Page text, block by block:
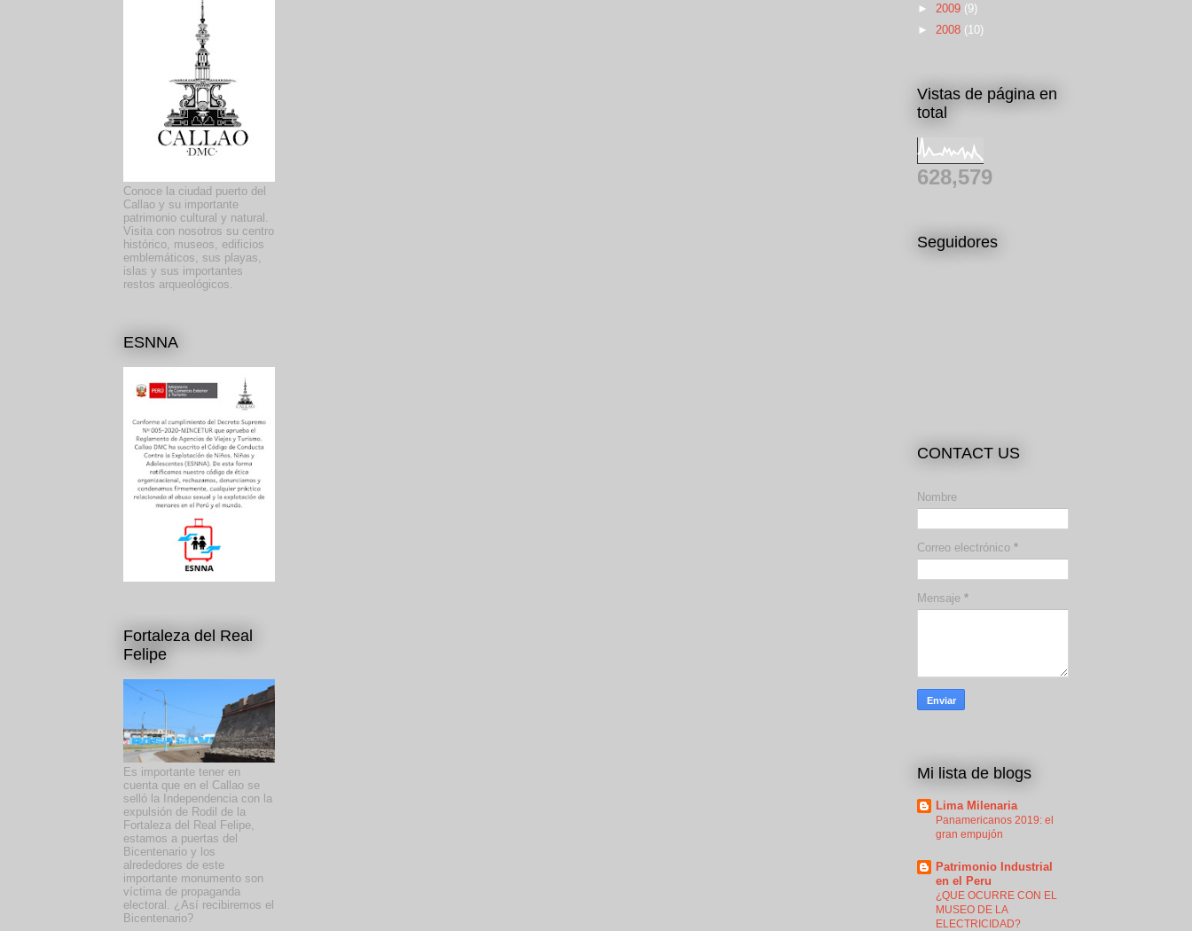
Conoce la ciudad puerto del
Callao y su importante
patrimonio cultural y natural.
Visita con nosotros su centro
histórico, museos, edificios
emblemáticos, sus playas,
islas y sus importantes
restos arqueológicos.
ESNNA
Fortaleza del Real
Felipe
Es importante tener en
cuenta que en el Callao se
selló la Independencia con la
expulsión de Rodil de la
Fortaleza del Real Felipe,
estamos a puertas del
Bicentenario y los
alrededores de este
importante monumento son
víctima de propaganda
electoral. ¿Así recibiremos el
Bicentenario?
► 2009 (9)
► 2008 (10)
Vistas de página en
total
628,579
Seguidores
CONTACT US
Nombre
Correo electrónico *
Mensaje *
Mi lista de blogs
Lima Milenaria
Panamericanos 2019: el
gran empujón
Patrimonio Industrial
en el Peru
¿QUE OCURRE CON EL
MUSEO DE LA
ELECTRICIDAD?